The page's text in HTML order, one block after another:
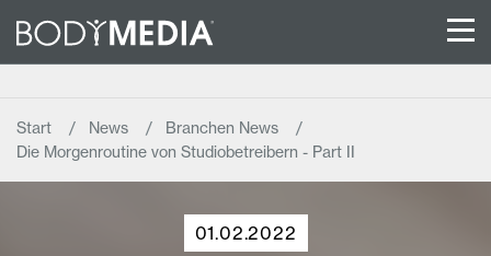
Start News
Branchen News
Die Morgenroutine von Studiobetreibern - Part II
01.02.2022